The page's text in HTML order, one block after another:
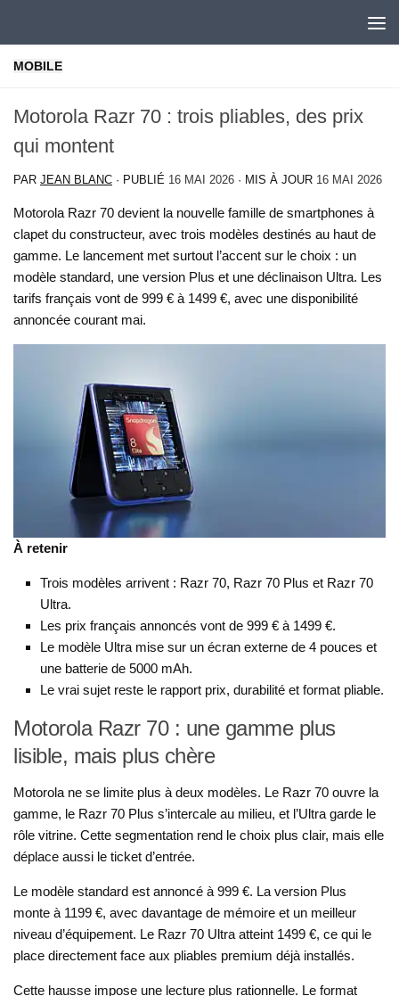
MOBILE
Motorola Razr 70 : trois pliables, des prix
qui montent
PAR JEAN BLANC · PUBLIÉ 16 MAI 2026 · MIS À JOUR 16 MAI 2026
Motorola Razr 70 devient la nouvelle famille de smartphones à
clapet du constructeur, avec trois modèles destinés au haut de
gamme. Le lancement met surtout l’accent sur le choix : un
modèle standard, une version Plus et une déclinaison Ultra. Les
tarifs français vont de 999 € à 1499 €, avec une disponibilité
annoncée courant mai.
À retenir
Trois modèles arrivent : Razr 70, Razr 70 Plus et Razr 70
Ultra.
Les prix français annoncés vont de 999 € à 1499 €.
Le modèle Ultra mise sur un écran externe de 4 pouces et
une batterie de 5000 mAh.
Le vrai sujet reste le rapport prix, durabilité et format pliable.
Motorola Razr 70 : une gamme plus
lisible, mais plus chère
Motorola ne se limite plus à deux modèles. Le Razr 70 ouvre la
gamme, le Razr 70 Plus s’intercale au milieu, et l’Ultra garde le
rôle vitrine. Cette segmentation rend le choix plus clair, mais elle
déplace aussi le ticket d’entrée.
Le modèle standard est annoncé à 999 €. La version Plus
monte à 1199 €, avec davantage de mémoire et un meilleur
niveau d’équipement. Le Razr 70 Ultra atteint 1499 €, ce qui le
place directement face aux pliables premium déjà installés.
Cette hausse impose une lecture plus rationnelle. Le format